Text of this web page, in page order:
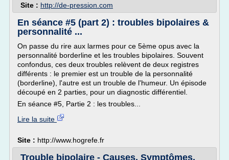
Site : http://de-pression.com
En séance #5 (part 2) : troubles bipolaires &
personnalité ...
On passe du rire aux larmes pour ce 5ème opus avec la
personnalité borderline et les troubles bipolaires. Souvent
confondus, ces deux troubles relèvent de deux registres
différents : le premier est un trouble de la personnalité
(borderline), l'autre est un trouble de l'humeur. Un épisode
découpé en 2 parties, pour un diagnostic différentiel.
En séance #5, Partie 2 : les troubles...
Lire la suite
Site : http://www.hogrefe.fr
Trouble bipolaire - Causes, Symptômes,